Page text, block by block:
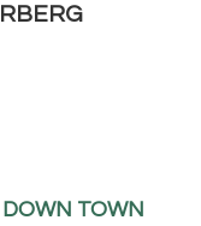
TOWN